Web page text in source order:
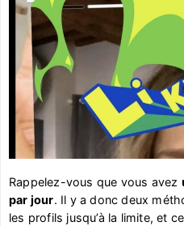
Rappelez-vous que vous avez
par jour. Il y a donc deux
les profils jusqu’à la limite, et